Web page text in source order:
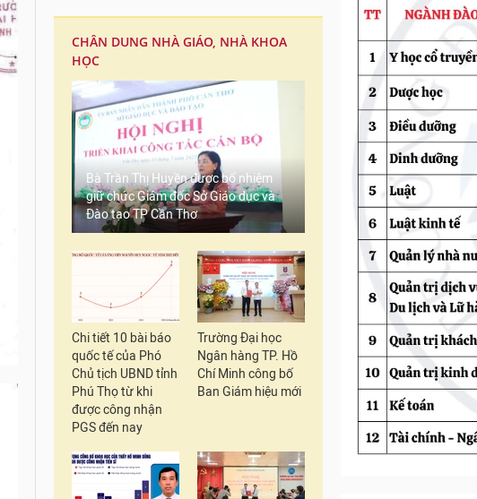
CHÂN DUNG NHÀ GIÁO, NHÀ KHOA
HỌC
Bà Trần Thị Huyền được bổ nhiệm
giữ chức Giám đốc Sở Giáo dục và
Đào tạo TP Cần Thơ
Chi tiết 10 bài báo
quốc tế của Phó
Chủ tịch UBND tỉnh
Phú Thọ từ khi
được công nhận
PGS đến nay
Trường Đại học
Ngân hàng TP. Hồ
Chí Minh công bố
Ban Giám hiệu mới